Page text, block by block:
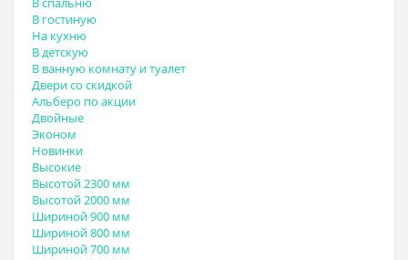
В гостиную
На кухню
В детскую
В ванную комнату и туалет
Двери со скидкой
Альберо по акции
Двойные
Эконом
Новинки
Высокие
Высотой 2300 мм
Высотой 2000 мм
Шириной 900 мм
Шириной 800 мм
Шириной 700 мм